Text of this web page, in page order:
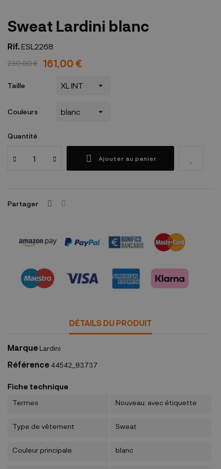
Sweat Lardini blanc
Rif.ESL2268
230,00 € 161,00 €
Taille
Couleurs
Quantité
Ajouter au panier
Partager
(à modifier dans le module "Réassurance")
DÉTAILS DU PRODUIT
Marque Lardini
Référence 44542_83737
Fiche technique
Termes Nouveau: avec étiquette
Type de vêtement Sweat
Couleur principale blanc